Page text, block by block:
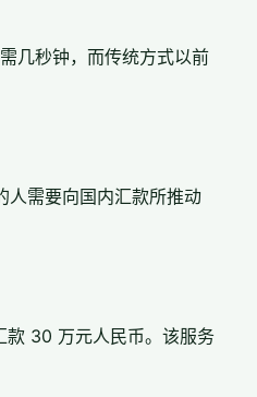
几秒钟，而传统方式以前
人需要向国内汇款所推动
款 30 万元人民币。该服务